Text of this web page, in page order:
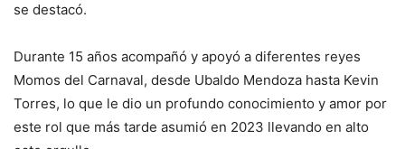
se destacó.
Durante 15 años acompañó y apoyó a diferentes reyes
Momos del Carnaval, desde Ubaldo Mendoza hasta Kevin
Torres, lo que le dio un profundo conocimiento y amor por
este rol que más tarde asumió en 2023 llevando en alto